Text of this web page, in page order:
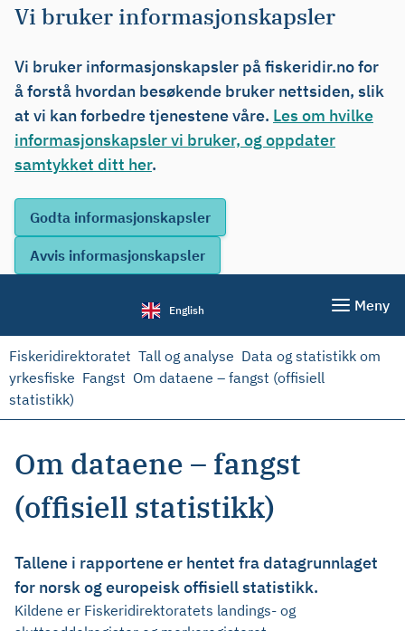
Vi bruker informasjonskapsler
Vi bruker informasjonskapsler på fiskeridir.no for
å forstå hvordan besøkende bruker nettsiden, slik
at vi kan forbedre tjenestene våre. Les om hvilke
informasjonskapsler vi bruker, og oppdater
samtykket ditt her.
English Meny
Fiskeridirektoratet Tall og analyse Data og statistikk om
yrkesfiske Fangst Om dataene – fangst (offisiell
statistikk)
Om dataene – fangst
(offisiell statistikk)
Tallene i rapportene er hentet fra datagrunnlaget
for norsk og europeisk offisiell statistikk.
Kildene er Fiskeridirektoratets landings- og